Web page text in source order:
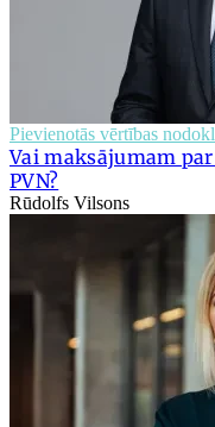
Pievienotās vērtības
Vai maksājumam
PVN?
Rūdolfs Vilsons